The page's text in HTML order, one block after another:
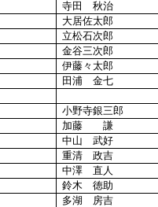
寺田 秋治
大居佐太郎
立松石次郎
金谷三次郎
伊藤々太郎
田浦 金七
小野寺銀三郎
加藤 謙
中山 武好
重清 政吉
中澤 直人
鈴木 徳助
多湖 房吉